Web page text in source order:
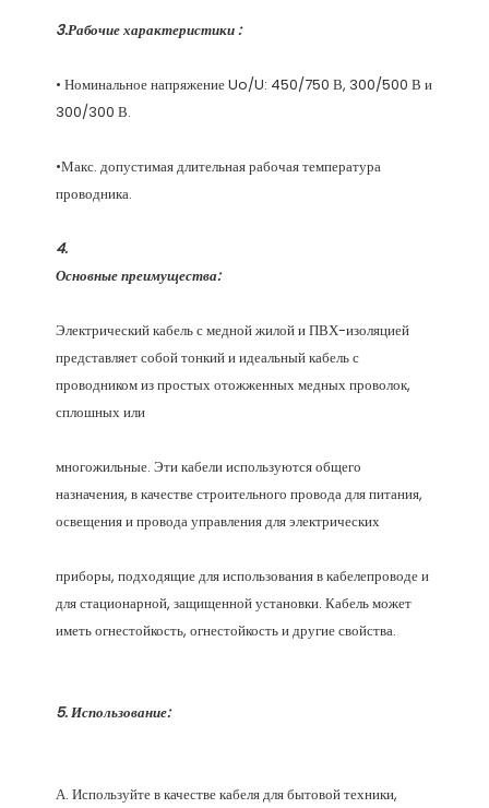
3.Рабочие характеристики :
• Номинальное напряжение Uo/U: 450/750 В, 300/500 В и
•Макс. допустимая длительная рабочая температура
Основные преимущества:
Электрический кабель с медной жилой и ПВХ-изоляцией
представляет собой тонкий и идеальный кабель с
проводником из простых отожженных медных проволок,
многожильные. Эти кабели используются общего
назначения, в качестве строительного провода для питания,
приборы, подходящие для использования в кабелепроводе и
для стационарной, защищенной установки. Кабель может
5. Использование:
А. Используйте в качестве кабеля для бытовой техники,